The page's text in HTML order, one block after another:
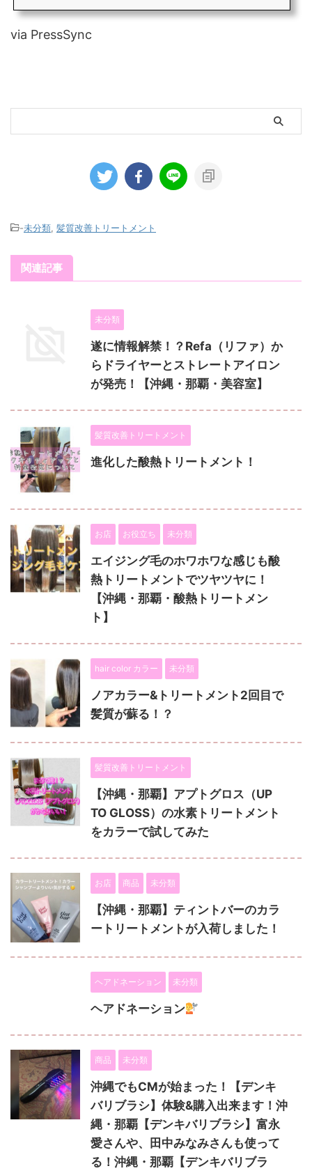
via PressSync
-未分類, 髪質改善トリートメント
関連記事
未分類
遂に情報解禁！？Refa（リファ）か
らドライヤーとストレートアイロン
が発売！【沖縄・那覇・美容室】
髪質改善トリートメント
進化した酸熱トリートメント！
お店 お役立ち 未分類
エイジング毛のホワホワな感じも酸
熱トリートメントでツヤツヤに！
【沖縄・那覇・酸熱トリートメン
ト】
hair color カラー 未分類
ノアカラー&トリートメント2回目で
髪質が蘇る！？
髪質改善トリートメント
【沖縄・那覇】アプトグロス（UP
TO GLOSS）の水素トリートメント
をカラーで試してみた
お店 商品 未分類
【沖縄・那覇】ティントバーのカラ
ートリートメントが入荷しました！
ヘアドネーション 未分類
ヘアドネーション
商品 未分類
沖縄でもCMが始まった！【デンキ
バリブラシ】体験&購入出来ます！沖
縄・那覇【デンキバリブラシ】富永
愛さんや、田中みなみさんも使って
る！沖縄・那覇【デンキバリブラ